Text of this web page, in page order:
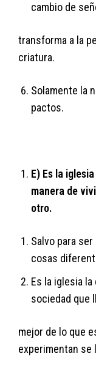
cambio de
transforma a la
criatura.
Solamente la
pactos.
E) Es la
manera de
otro.
Salvo para
cosas
Es la iglesia
sociedad que
mejor de lo que
experimentan se